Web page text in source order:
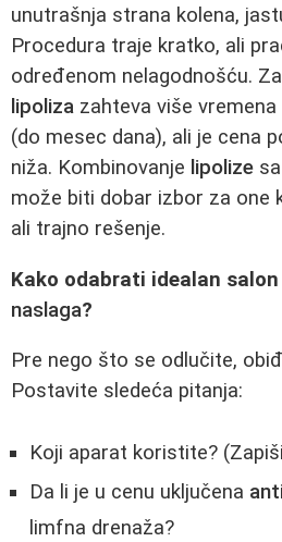
unutrašnja strana kolena,
Procedura traje kratko, ali
određenom nelagodnošću.
lipoliza zahteva više
(do mesec dana), ali je cena
niža. Kombinovanje lipolize sa
može biti dobar izbor za one
ali trajno rešenje.
Kako odabrati idealan salon
naslaga?
Pre nego što se odlučite,
Postavite sledeća pitanja:
Koji aparat koristite?
Da li je u cenu uključena
limfna drenaža?